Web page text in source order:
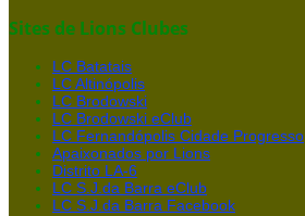
Sites de Lions Clubes
LC Batatais
LC Altinópolis
LC Brodowski
LC Brodowski eClub
LC Fernandópolis Cidade Progresso
Apaixonados por Lions
Distrito LA-6
LC S.J.da Barra eClub
LC S.J.da Barra Facebook